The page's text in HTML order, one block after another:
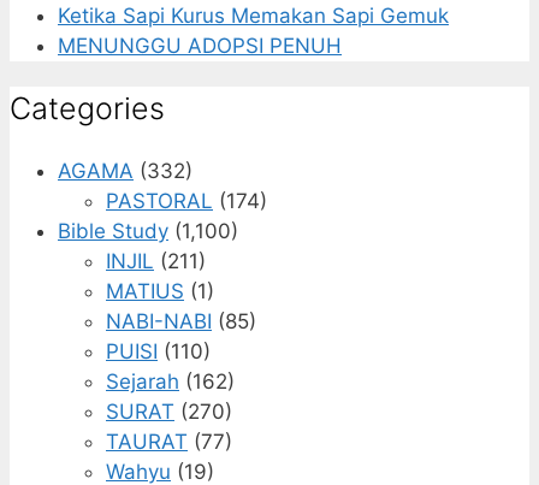
Ketika Sapi Kurus Memakan Sapi Gemuk
MENUNGGU ADOPSI PENUH
Categories
AGAMA (332)
PASTORAL (174)
Bible Study (1,100)
INJIL (211)
MATIUS (1)
NABI-NABI (85)
PUISI (110)
Sejarah (162)
SURAT (270)
TAURAT (77)
Wahyu (19)